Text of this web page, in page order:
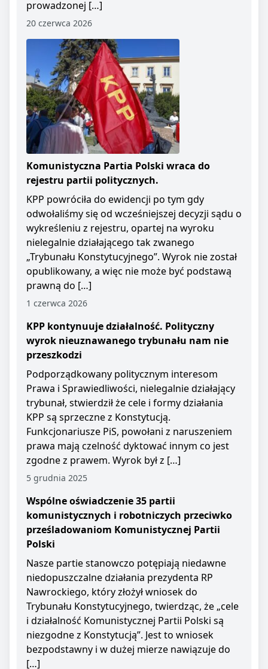
prowadzonej […]
20 czerwca 2026
Komunistyczna Partia Polski wraca do
rejestru partii politycznych.
KPP powróciła do ewidencji po tym gdy
odwołaliśmy się od wcześniejszej decyzji sądu o
wykreśleniu z rejestru, opartej na wyroku
nielegalnie działającego tak zwanego
„Trybunału Konstytucyjnego”. Wyrok nie został
opublikowany, a więc nie może być podstawą
prawną do […]
1 czerwca 2026
KPP kontynuuje działalność. Polityczny
wyrok nieuznawanego trybunału nam nie
przeszkodzi
Podporządkowany politycznym interesom
Prawa i Sprawiedliwości, nielegalnie działający
trybunał, stwierdził że cele i formy działania
KPP są sprzeczne z Konstytucją.
Funkcjonariusze PiS, powołani z naruszeniem
prawa mają czelność dyktować innym co jest
zgodne z prawem. Wyrok był z […]
5 grudnia 2025
Wspólne oświadczenie 35 partii
komunistycznych i robotniczych przeciwko
prześladowaniom Komunistycznej Partii
Polski
Nasze partie stanowczo potępiają niedawne
niedopuszczalne działania prezydenta RP
Nawrockiego, który złożył wniosek do
Trybunału Konstytucyjnego, twierdząc, że „cele
i działalność Komunistycznej Partii Polski są
niezgodne z Konstytucją”. Jest to wniosek
bezpodstawny i w dużej mierze nawiązuje do
[…]